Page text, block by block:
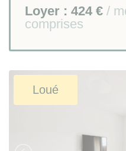
Loyer : 424 € /
comprises
Loué